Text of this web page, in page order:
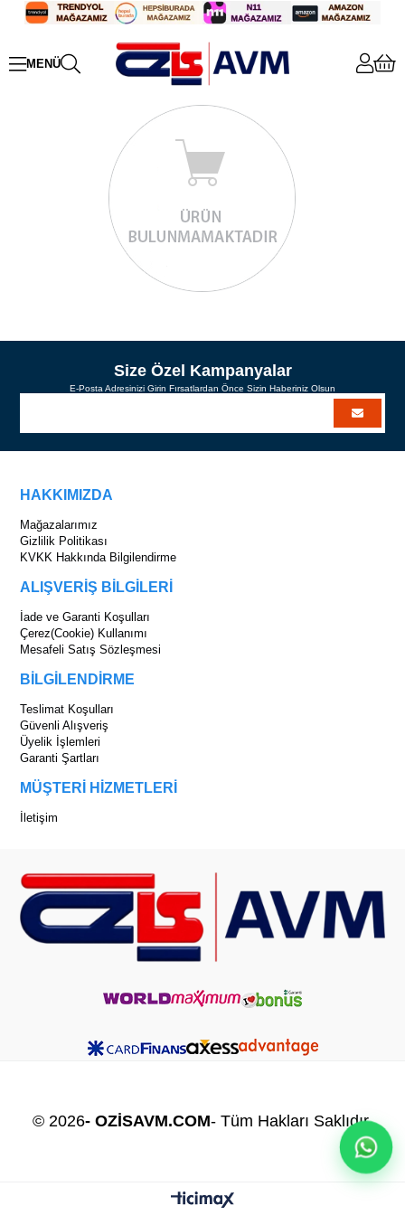
Size Özel Kampanyalar
E-Posta Adresinizi Girin Fırsatlardan Önce Sizin Haberiniz Olsun
HAKKIMIZDA
Mağazalarımız
Gizlilik Politikası
KVKK Hakkında Bilgilendirme
ALIŞVERİŞ BİLGİLERİ
İade ve Garanti Koşulları
Çerez(Cookie) Kullanımı
Mesafeli Satış Sözleşmesi
BİLGİLENDİRME
Teslimat Koşulları
Güvenli Alışveriş
Üyelik İşlemleri
Garanti Şartları
MÜŞTERİ HİZMETLERİ
İletişim
© 2026- OZİSAVM.COM- Tüm Hakları Saklıdır.